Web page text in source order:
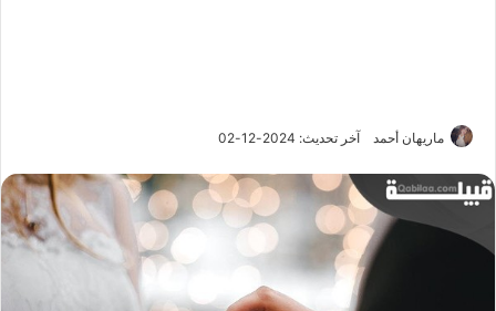
ماريهان أحمد آخر تحديث: 2024-12-02